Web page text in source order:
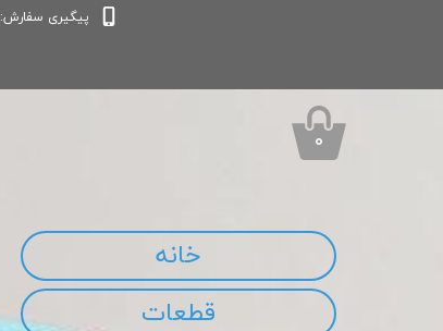
پیگیری سفارش:09339477888
خانه
قطعات
۰